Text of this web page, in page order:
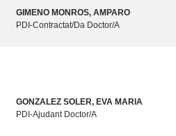
GIMENO MONROS, AMPARO
PDI-Contractat/Da Doctor/A
GONZALEZ SOLER, EVA MARIA
PDI-Ajudant Doctor/A